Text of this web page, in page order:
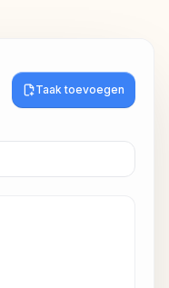
Taak toevoegen